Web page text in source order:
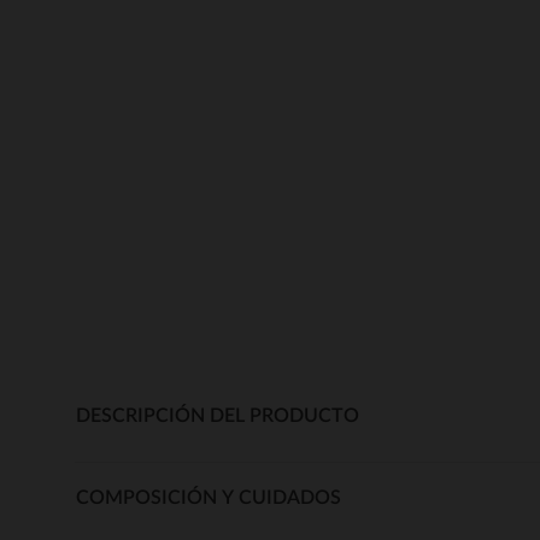
DESCRIPCIÓN DEL PRODUCTO
COMPOSICIÓN Y CUIDADOS